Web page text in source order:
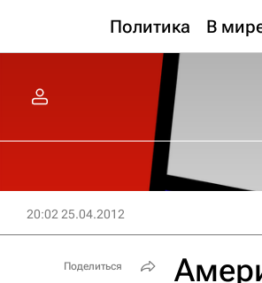
Политика В
20:02 25.04.2012
Поделиться